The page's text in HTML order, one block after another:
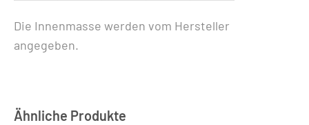
Die Innenmasse werden vom Hersteller
angegeben.
Ähnliche Produkte